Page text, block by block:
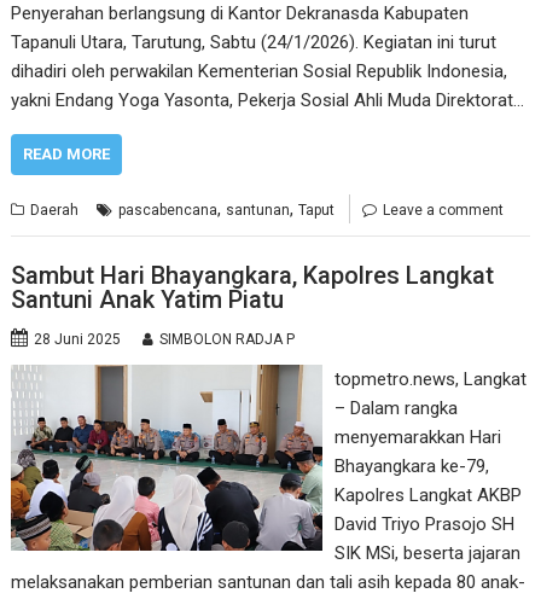
Penyerahan berlangsung di Kantor Dekranasda Kabupaten
Tapanuli Utara, Tarutung, Sabtu (24/1/2026). Kegiatan ini turut
dihadiri oleh perwakilan Kementerian Sosial Republik Indonesia,
yakni Endang Yoga Yasonta, Pekerja Sosial Ahli Muda Direktorat…
READ MORE
Daerah pascabencana, santunan,Taput Leave a comment
Sambut Hari Bhayangkara, Kapolres Langkat
Santuni Anak Yatim Piatu
28 Juni 2025 SIMBOLON RADJA P
topmetro.news, Langkat
– Dalam rangka
menyemarakkan Hari
Bhayangkara ke-79,
Kapolres Langkat AKBP
David Triyo Prasojo SH
SIK MSi, beserta jajaran
melaksanakan pemberian santunan dan tali asih kepada 80 anak-